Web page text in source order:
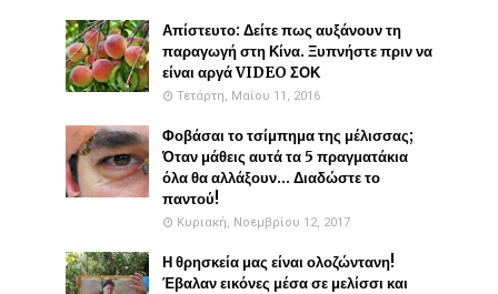
Απίστευτο: Δείτε πως αυξάνουν τη
παραγωγή στη Κίνα. Ξυπνήστε πριν να
είναι αργά VIDEO ΣΟΚ
Τετάρτη, Μαΐου 11, 2016
Φοβάσαι το τσίμπημα της μέλισσας;
Όταν μάθεις αυτά τα 5 πραγματάκια
όλα θα αλλάξουν... Διαδώστε το
παντού!
Κυριακή, Νοεμβρίου 12, 2017
Η θρησκεία μας είναι ολοζώντανη!
Έβαλαν εικόνες μέσα σε μελίσσι και